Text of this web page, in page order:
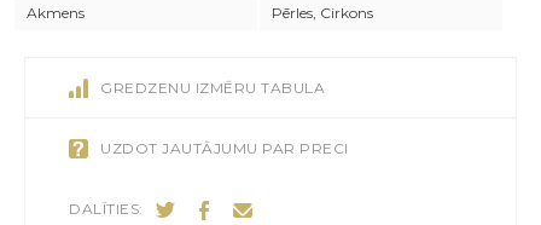
Akmens
Pērles, Cirkons
GREDZENU IZMĒRU TABULA
UZDOT JAUTĀJUMU PAR PRECI
DALĪTIES: